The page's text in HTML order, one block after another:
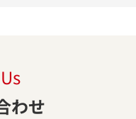
わせ